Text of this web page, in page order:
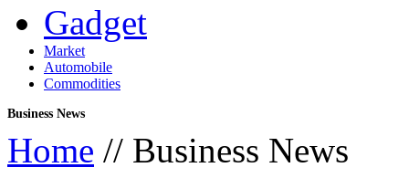
Gadget
Market
Automobile
Commodities
Business News
Home // Business News